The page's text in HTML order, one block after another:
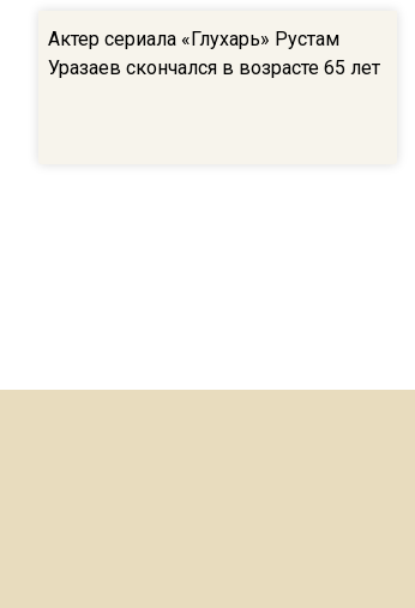
Актер сериала «Глухарь» Рустам
Уразаев скончался в возрасте 65 лет